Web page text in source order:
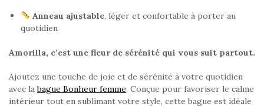
Anneau ajustable, léger et confortable à porter au
quotidien
Amorilla, c’est une fleur de sérénité qui vous suit partout.
Ajoutez une touche de joie et de sérénité à votre quotidien
avec labague Bonheur femme. Conçue pour favoriser le calme
intérieur tout en sublimant votre style, cette bague est idéale